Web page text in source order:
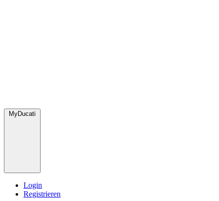
MyDucati
Login
Registrieren